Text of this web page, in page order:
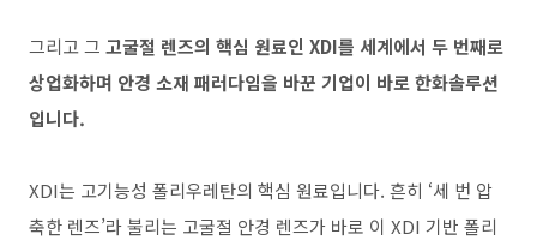
그리고 그 고굴절 렌즈의 핵심 원료인 XDI를 세계에서 두 번째로
상업화하며 안경 소재 패러다임을 바꾼 기업이 바로 한화솔루션
입니다.
XDI는 고기능성 폴리우레탄의 핵심 원료입니다. 흔히 ‘세 번 압
축한 렌즈’라 불리는 고굴절 안경 렌즈가 바로 이 XDI 기반 폴리